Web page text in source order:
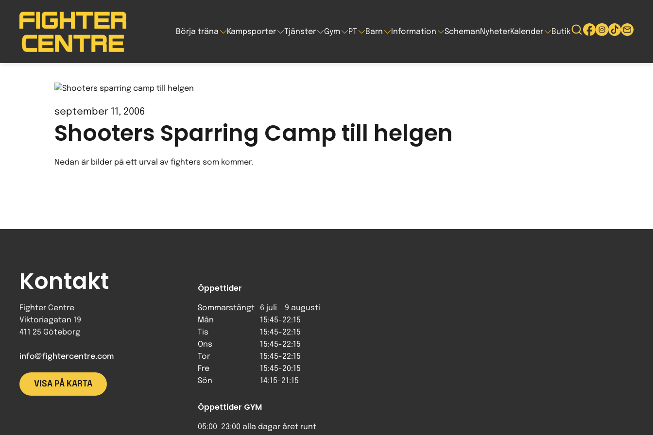
till
Börja träna Kampsporter Tjänster Gym PT Barn Information SchemanNyheterKalender Butik
september 11, 2006
Shooters Sparring Camp till helgen
Nedan är bilder på ett urval av fighters som kommer.
Kontakt
Fighter Centre
Viktoriagatan 19
411 25 Göteborg
info@fightercentre.com
VISA PÅ KARTA
Öppettider
Sommarstängt
6 juli - 9 augusti
Mån
15:45-22:15
Tis
15:45-22:15
Ons
15:45-22:15
Tor
15:45-22:15
Fre
15:45-20:15
Sön
14:15-21:15
Öppettider GYM
05:00-23:00 alla dagar året runt